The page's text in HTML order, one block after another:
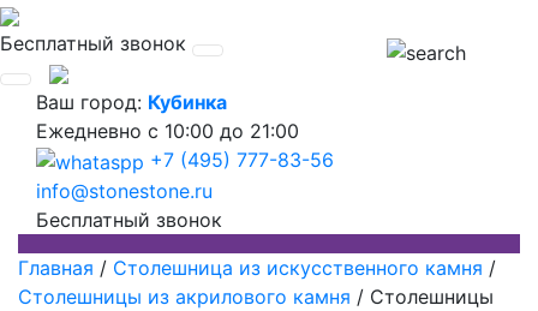
Бесплатный звонок
Ваш город: Кубинка
Ежедневно с 10:00 до 21:00
+7 (495) 777-83-56
info@stonestone.ru
Бесплатный звонок
Главная / Столешница из искусственного камня /
Столешницы из акрилового камня / Столешницы